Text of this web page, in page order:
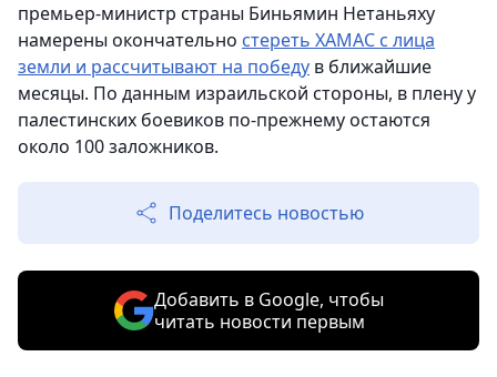
премьер-министр страны Биньямин Нетаньяху
намерены окончательно стереть ХАМАС с лица
земли и рассчитывают на победу в ближайшие
месяцы. По данным израильской стороны, в плену у
палестинских боевиков по-прежнему остаются
около 100 заложников.
Поделитесь новостью
Добавить в Google, чтобы
читать новости первым